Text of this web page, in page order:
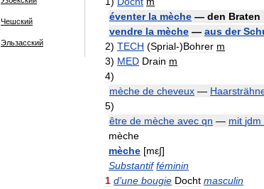
Чешский
Эльзасский
éventer la mèche — den Braten
vendre la mèche — aus der
2) TECH (Sprial-)Bohrer m
3) MED Drain m
4)
mèche de cheveux —
5)
être de mèche avec qn — mit jdm
mèche
mèche [mε∫]
Substantif féminin
1 d'une bougie Docht masculin